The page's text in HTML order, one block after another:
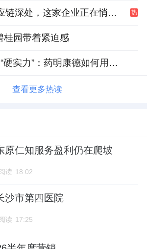
藏在家居供应链深处，这家企业正在悄悄转型 热
桂园带着紧迫感
从“市梦率”到“硬实力”：药明康德如何用业绩填平2021年估值鸿沟？
查看更多热读
原仁知服务盈利仍在爬坡
读 18:02
沙市第四医院
读 17:25